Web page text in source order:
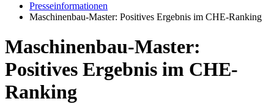
Presseinformationen
Maschinenbau-Master: Positives Ergebnis im CHE-Ranking
Maschinenbau-Master:
Positives Ergebnis im CHE-
Ranking